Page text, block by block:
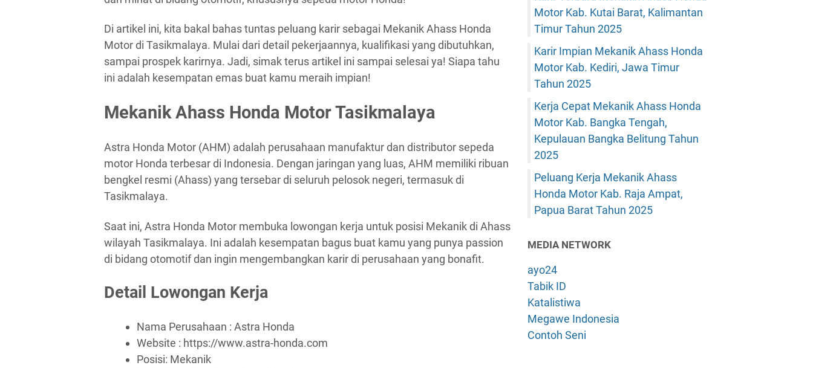
Di artikel ini, kita bakal bahas tuntas peluang karir sebagai Mekanik Ahass Honda
Motor di Tasikmalaya. Mulai dari detail pekerjaannya, kualifikasi yang dibutuhkan,
sampai prospek karirnya. Jadi, simak terus artikel ini sampai selesai ya! Siapa tahu
ini adalah kesempatan emas buat kamu meraih impian!
Mekanik Ahass Honda Motor Tasikmalaya
Astra Honda Motor (AHM) adalah perusahaan manufaktur dan distributor sepeda
motor Honda terbesar di Indonesia. Dengan jaringan yang luas, AHM memiliki ribuan
bengkel resmi (Ahass) yang tersebar di seluruh pelosok negeri, termasuk di
Tasikmalaya.
Saat ini, Astra Honda Motor membuka lowongan kerja untuk posisi Mekanik di Ahass
wilayah Tasikmalaya. Ini adalah kesempatan bagus buat kamu yang punya passion
di bidang otomotif dan ingin mengembangkan karir di perusahaan yang bonafit.
Detail Lowongan Kerja
Nama Perusahaan : Astra Honda
Website : https://www.astra-honda.com
Posisi: Mekanik
Motor Kab. Kutai Barat, Kalimantan
Timur Tahun 2025
Karir Impian Mekanik Ahass Honda
Motor Kab. Kediri, Jawa Timur
Tahun 2025
Kerja Cepat Mekanik Ahass Honda
Motor Kab. Bangka Tengah,
Kepulauan Bangka Belitung Tahun
2025
Peluang Kerja Mekanik Ahass
Honda Motor Kab. Raja Ampat,
Papua Barat Tahun 2025
MEDIA NETWORK
ayo24
Tabik ID
Katalistiwa
Megawe Indonesia
Contoh Seni